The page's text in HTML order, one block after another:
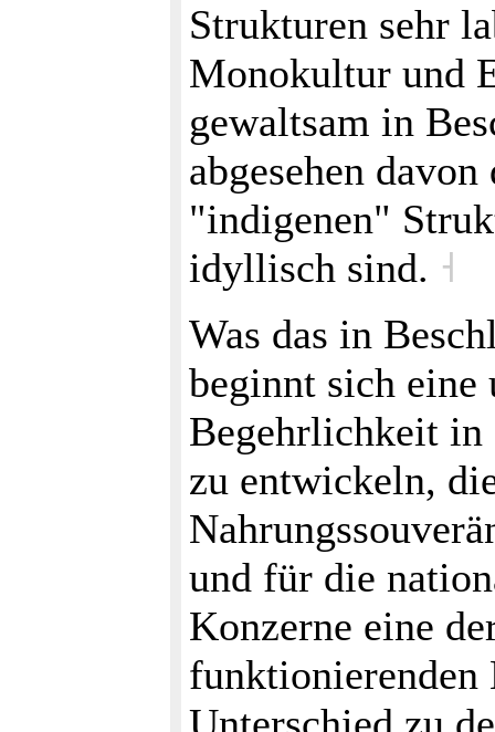
Strukturen sehr
Monokultur und
gewaltsam in
abgesehen
"indigenen"
idyllisch sind. ˧
Was das in
beginnt sich eine
Begehrlichkeit in
zu entwickeln,
und für die
Konzerne eine
funktionierenden